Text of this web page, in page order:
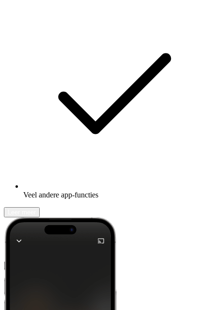
Veel andere app-functies